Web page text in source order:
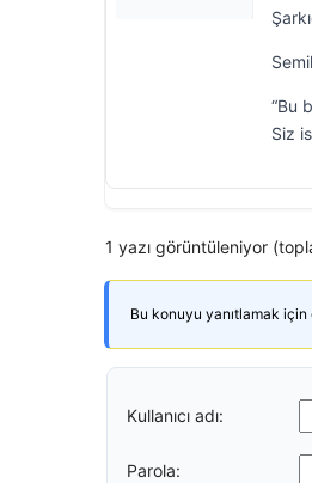
“Bu
Siz
1 yazı görüntüleniyor
Bu konuyu yanıtlamak için
Kullanıcı adı:
Parola: